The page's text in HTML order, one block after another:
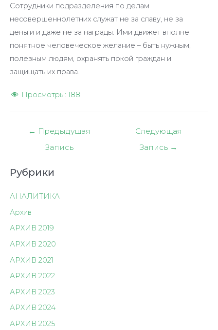
Сотрудники подразделения по делам
несовершеннолетних служат не за славу, не за
деньги и даже не за награды. Ими движет вполне
понятное человеческое желание – быть нужным,
полезным людям, охранять покой граждан и
защищать их права.
Просмотры: 188
Навигация
← Предыдущая
Запись
Следующая
Запись →
Рубрики
АНАЛИТИКА
Архив
АРХИВ 2019
АРХИВ 2020
АРХИВ 2021
АРХИВ 2022
АРХИВ 2023
АРХИВ 2024
АРХИВ 2025